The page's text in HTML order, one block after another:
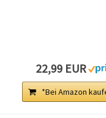
22,99 EUR
*Bei Amazon